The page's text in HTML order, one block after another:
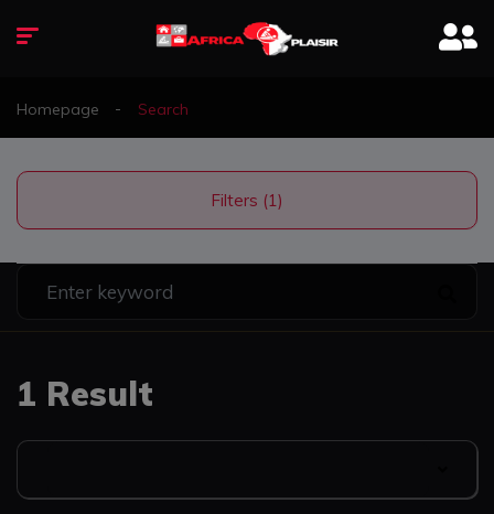
Homepage Search
Filters (1)
1 Result